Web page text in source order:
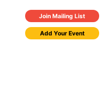
Join Mailing List
Add Your Event